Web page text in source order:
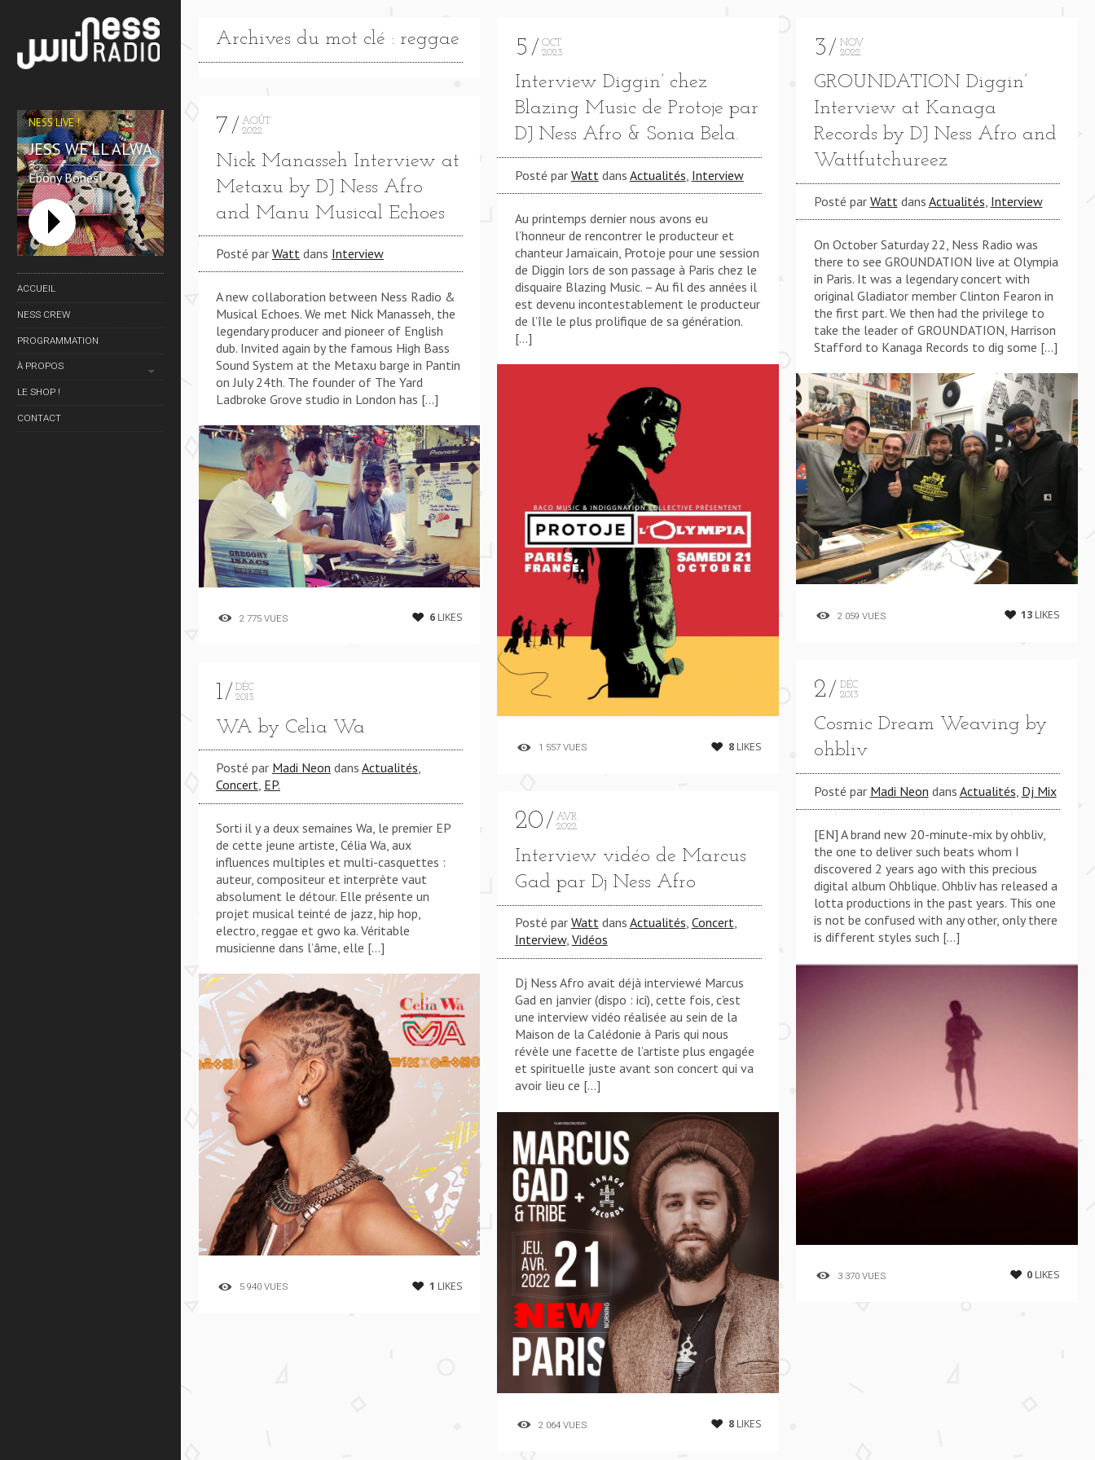
GUESS WE'LL ALWAYS HAVE NY **** GUESS WE'LL ALWAYS HAVE NY **** GUESS WE'LL ALWAYS HAVE NY **** GUESS WE'LL ALWAYS HAVE NY **** GUESS
Ebony Bones!
NESS LIVE !
ACCUEIL
NESS CREW
PROGRAMMATION
À PROPOS
LE SHOP !
CONTACT
Archives du mot clé : reggae
7
AOÛT
2022
Nick Manasseh Interview at
Metaxu by DJ Ness Afro
and Manu Musical Echoes
Posté par Watt dans Interview
A new collaboration between Ness Radio &
Musical Echoes. We met Nick Manasseh, the
legendary producer and pioneer of English
dub. Invited again by the famous High Bass
Sound System at the Metaxu barge in Pantin
on July 24th. The founder of The Yard
Ladbroke Grove studio in London has […]
2 775 VUES 6LIKES
1
DÉC
2013
WA by Celia Wa
Posté par Madi Neon dans Actualités
Concert EP.
Sorti il y a deux semaines Wa, le premier EP
de cette jeune artiste, Célia Wa, aux
influences multiples et multi-casquettes :
auteur, compositeur et interprète vaut
absolument le détour. Elle présente un
projet musical teinté de jazz, hip hop,
electro, reggae et gwo ka. Véritable
musicienne dans l’âme, elle […]
5 940 VUES 1 LIKES
5
OCT
2023
Interview Diggin’ chez
Blazing Music de Protoje par
DJ Ness Afro & Sonia Bela.
Posté par Watt dans Actualités Interview
Au printemps dernier nous avons eu
l’honneur de rencontrer le producteur et
chanteur Jamaïcain, Protoje pour une session
de Diggin lors de son passage à Paris chez le
disquaire Blazing Music. – Au fil des années il
est devenu incontestablement le producteur
de l’île le plus prolifique de sa génération.
[…]
1 557 VUES 8LIKES
20
AVR
2022
Interview vidéo de Marcus
Gad par Dj Ness Afro
Posté par Wattdans Actualités, Concert,
Interview, Vidéos
Dj Ness Afro avait déjà interviewé Marcus
Gad en janvier (dispo : ici), cette fois, c’est
une interview vidéo réalisée au sein de la
Maison de la Calédonie à Paris qui nous
révèle une facette de l’artiste plus engagée
et spirituelle juste avant son concert qui va
avoir lieu ce […]
2 064 VUES 8LIKES
3
NOV
2022
GROUNDATION Diggin’
Interview at Kanaga
Records by DJ Ness Afro and
Wattfutchureez
Posté par Watt dans Actualités Interview
On October Saturday 22, Ness Radio was
there to see GROUNDATION live at Olympia
in Paris. It was a legendary concert with
original Gladiator member Clinton Fearon in
the first part. We then had the privilege to
take the leader of GROUNDATION, Harrison
Stafford to Kanaga Records to dig some […]
2 059 VUES 13 LIKES
2
DÉC
2013
Cosmic Dream Weaving by
ohbliv
Posté par Madi Neon dans Actualités Dj Mix
[EN] A brand new 20-minute-mix by ohbliv,
the one to deliver such beats whom I
discovered 2 years ago with this precious
digital album Ohblique. Ohbliv has released a
lotta productions in the past years. This one
is not be confused with any other, only there
is different styles such […]
3 370 VUES 0 LIKES